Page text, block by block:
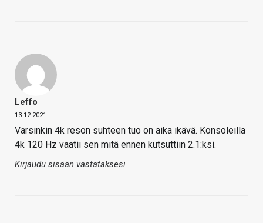
Leffo
13.12.2021
Varsinkin 4k reson suhteen tuo on aika ikävä. Konsoleilla
4k 120 Hz vaatii sen mitä ennen kutsuttiin 2.1:ksi.
Kirjaudu sisään vastataksesi